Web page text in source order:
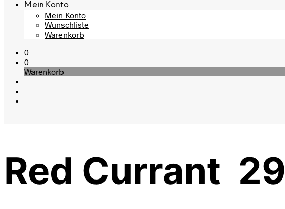
Mein Konto
Mein Konto
Wunschliste
Warenkorb
0
0
Warenkorb
Red Currant 29